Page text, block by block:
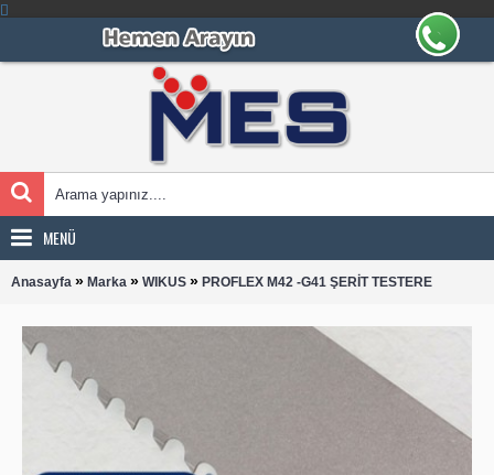
MENÜ
Anasayfa » Marka » WIKUS » PROFLEX M42 -G41 ŞERİT TESTERE